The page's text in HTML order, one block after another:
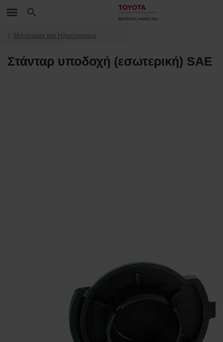
Μπαταρία και Ηλεκτρονικά
Στάνταρ υποδοχή (εσωτερική) SAE